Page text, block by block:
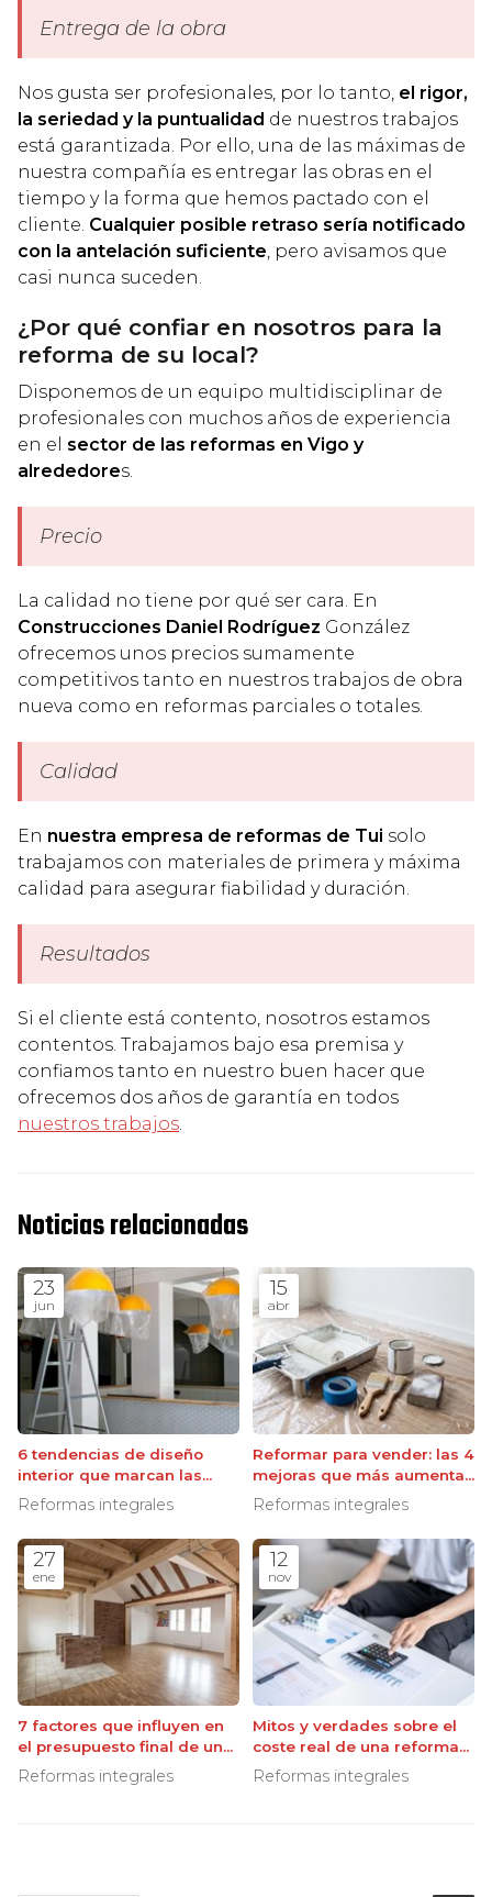
Entrega de la obra
Nos gusta ser profesionales, por lo tanto, el rigor,
la seriedad y la puntualidad de nuestros trabajos
está garantizada. Por ello, una de las máximas de
nuestra compañía es entregar las obras en el
tiempo y la forma que hemos pactado con el
cliente. Cualquier posible retraso sería notificado
con la antelación suficiente, pero avisamos que
casi nunca suceden.
¿Por qué confiar en nosotros para la
reforma de su local?
Disponemos de un equipo multidisciplinar de
profesionales con muchos años de experiencia
en el sector de las reformas en Vigo y
alrededores.
Precio
La calidad no tiene por qué ser cara. En
Construcciones Daniel Rodríguez González
ofrecemos unos precios sumamente
competitivos tanto en nuestros trabajos de obra
nueva como en reformas parciales o totales.
Calidad
En nuestra empresa de reformas de Tui solo
trabajamos con materiales de primera y máxima
calidad para asegurar fiabilidad y duración.
Resultados
Si el cliente está contento, nosotros estamos
contentos. Trabajamos bajo esa premisa y
confiamos tanto en nuestro buen hacer que
ofrecemos dos años de garantía en todos
nuestros trabajos.
Noticias relacionadas
23
jun
6 tendencias de diseño
interior que marcan las
reformas
Reformas integrales
15
abr
Reformar para vender: las 4
mejoras que más aumentan
el valor de su propiedad
Reformas integrales
27
ene
7 factores que influyen en
el presupuesto final de una
reforma
Reformas integrales
12
nov
Mitos y verdades sobre el
coste real de una reforma
integral
Reformas integrales